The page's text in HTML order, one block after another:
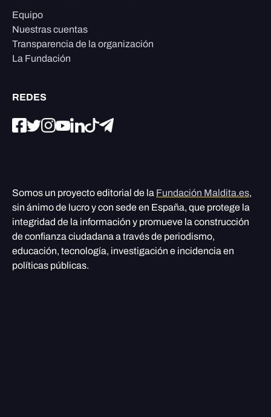
Equipo
Nuestras cuentas
Transparencia de la organización
La Fundación
REDES
Somos un proyecto editorial de la Fundación Maldita.es,
sin ánimo de lucro y con sede en España, que protege la
integridad de la información y promueve la construcción
de confianza ciudadana a través de periodismo,
educación, tecnología, investigación e incidencia en
políticas públicas.